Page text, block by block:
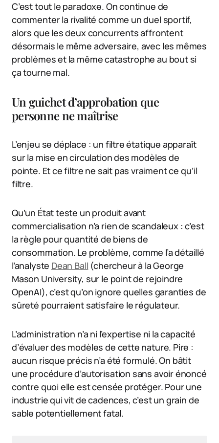
C’est tout le paradoxe. On continue de
commenter la rivalité comme un duel sportif,
alors que les deux concurrents affrontent
désormais le même adversaire, avec les mêmes
problèmes et la même catastrophe au bout si
ça tourne mal.
Un guichet d’approbation que
personne ne maîtrise
L’enjeu se déplace : un filtre étatique apparaît
sur la mise en circulation des modèles de
pointe. Et ce filtre ne sait pas vraiment ce qu’il
filtre.
Qu’un État teste un produit avant
commercialisation n’a rien de scandaleux : c’est
la règle pour quantité de biens de
consommation. Le problème, comme l’a détaillé
l’analyste Dean Ball (chercheur à la George
Mason University, sur le point de rejoindre
OpenAI), c’est qu’on ignore quelles garanties de
sûreté pourraient satisfaire le régulateur.
L’administration n’a ni l’expertise ni la capacité
d’évaluer des modèles de cette nature. Pire :
aucun risque précis n’a été formulé. On bâtit
une procédure d’autorisation sans avoir énoncé
contre quoi elle est censée protéger. Pour une
industrie qui vit de cadences, c’est un grain de
sable potentiellement fatal.